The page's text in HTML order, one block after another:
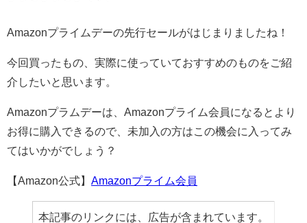
Amazonプライムデーの先行セールがはじまりましたね！
今回買ったもの、実際に使っていておすすめのものをご紹
介したいと思います。
Amazonプラムデーは、Amazonプライム会員になるとより
お得に購入できるので、未加入の方はこの機会に入ってみ
てはいかがでしょう？
【Amazon公式】 Amazonプライム会員
本記事のリンクには、広告が含まれています。